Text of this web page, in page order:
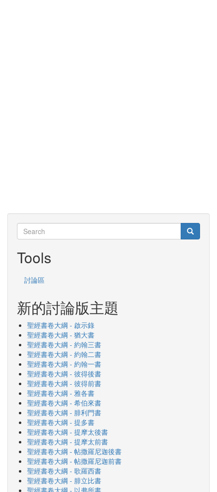
Search
Search Search
Tools
討論區
新的討論版主題
聖經書卷大綱 - 啟示錄
聖經書卷大綱 - 猶大書
聖經書卷大綱 - 約翰三書
聖經書卷大綱 - 約翰二書
聖經書卷大綱 - 約翰一書
聖經書卷大綱 - 彼得後書
聖經書卷大綱 - 彼得前書
聖經書卷大綱 - 雅各書
聖經書卷大綱 - 希伯來書
聖經書卷大綱 - 腓利門書
聖經書卷大綱 - 提多書
聖經書卷大綱 - 提摩太後書
聖經書卷大綱 - 提摩太前書
聖經書卷大綱 - 帖撒羅尼迦後書
聖經書卷大綱 - 帖撒羅尼迦前書
聖經書卷大綱 - 歌羅西書
聖經書卷大綱 - 腓立比書
聖經書卷大綱 - 以弗所書